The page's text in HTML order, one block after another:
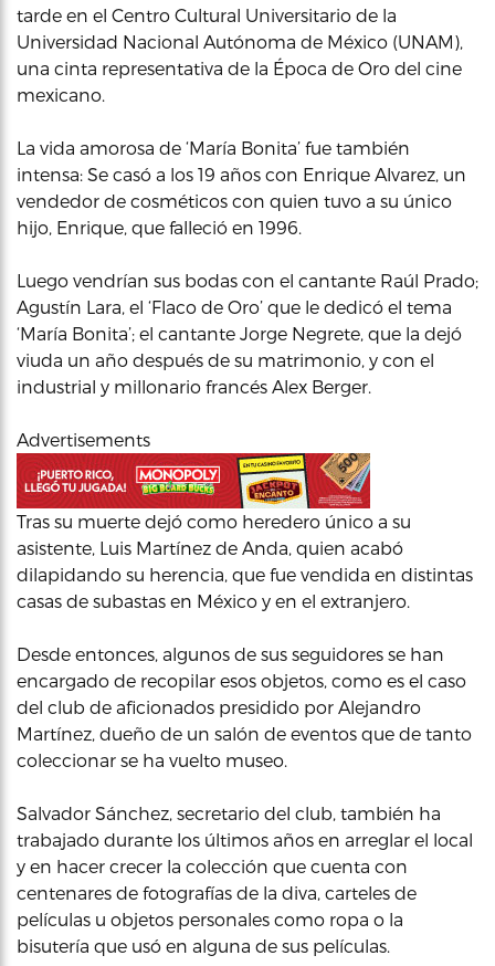
tarde en el Centro Cultural Universitario de la
Universidad Nacional Autónoma de México (UNAM),
una cinta representativa de la Época de Oro del cine
mexicano.
La vida amorosa de ‘María Bonita’ fue también
intensa: Se casó a los 19 años con Enrique Alvarez, un
vendedor de cosméticos con quien tuvo a su único
hijo, Enrique, que falleció en 1996.
Luego vendrían sus bodas con el cantante Raúl Prado;
Agustín Lara, el ‘Flaco de Oro’ que le dedicó el tema
‘María Bonita’; el cantante Jorge Negrete, que la dejó
viuda un año después de su matrimonio, y con el
industrial y millonario francés Alex Berger.
Advertisements
Tras su muerte dejó como heredero único a su
asistente, Luis Martínez de Anda, quien acabó
dilapidando su herencia, que fue vendida en distintas
casas de subastas en México y en el extranjero.
Desde entonces, algunos de sus seguidores se han
encargado de recopilar esos objetos, como es el caso
del club de aficionados presidido por Alejandro
Martínez, dueño de un salón de eventos que de tanto
coleccionar se ha vuelto museo.
Salvador Sánchez, secretario del club, también ha
trabajado durante los últimos años en arreglar el local
y en hacer crecer la colección que cuenta con
centenares de fotografías de la diva, carteles de
películas u objetos personales como ropa o la
bisutería que usó en alguna de sus películas.